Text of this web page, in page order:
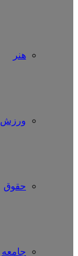
هنر
ورزش
حقوق
جامعه